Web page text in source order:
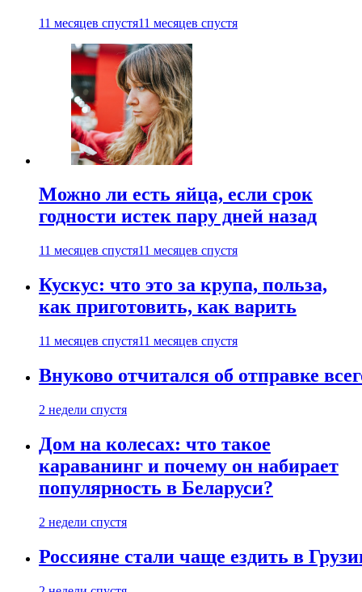
11 месяцев спустя11 месяцев спустя
Можно ли есть яйца, если срок
годности истек пару дней назад
11 месяцев спустя11 месяцев спустя
Кускус: что это за крупа, польза,
как приготовить, как варить
11 месяцев спустя11 месяцев спустя
Внуково отчитался об отправке
2 недели спустя
Дом на колесах: что такое
караванинг и почему он набирает
популярность в Беларуси?
2 недели спустя
Россияне стали чаще ездить в